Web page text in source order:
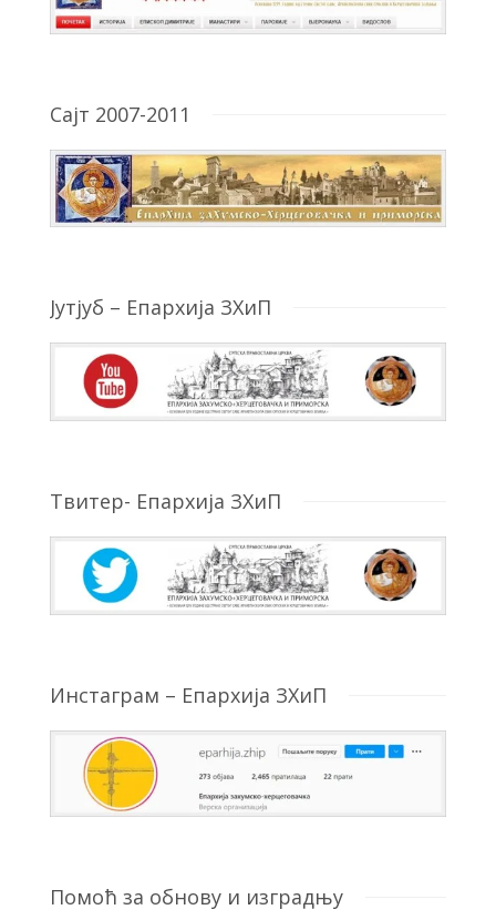
Сајт 2007-2011
Јутјуб – Епархија ЗХиП
Твитер- Епархија ЗХиП
Инстаграм – Епархија ЗХиП
Помоћ за обнову и изградњу